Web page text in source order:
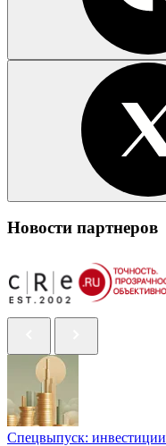
Новости партнеров
Спецвыпуск: инвестиции